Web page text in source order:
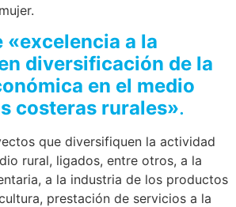
«excelencia a la
diversificación de la
en el medio
costeras rurales».
que diversifiquen la actividad
rural, ligados, entre otros, a la
a la industria de los productos
prestación de servicios a la